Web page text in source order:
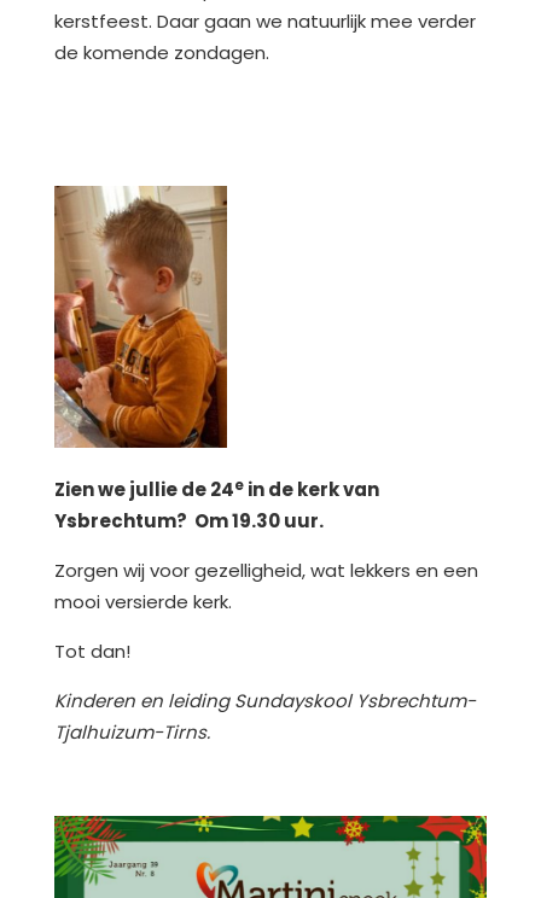
kerstfeest. Daar gaan we natuurlijk mee verder
de komende zondagen.
Zien we jullie de 24e in de kerk van
Ysbrechtum? Om 19.30 uur.
Zorgen wij voor gezelligheid, wat lekkers en een
mooi versierde kerk.
Tot dan!
Kinderen en leiding Sundayskool Ysbrechtum-
Tjalhuizum-Tirns.